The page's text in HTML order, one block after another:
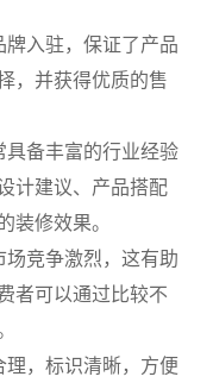
牌入驻，保证了产品
，并获得优质的售
具备丰富的行业经验
计建议、产品搭配
装修效果。
场竞争激烈，这有助
者可以通过比较不
理，标识清晰，方便